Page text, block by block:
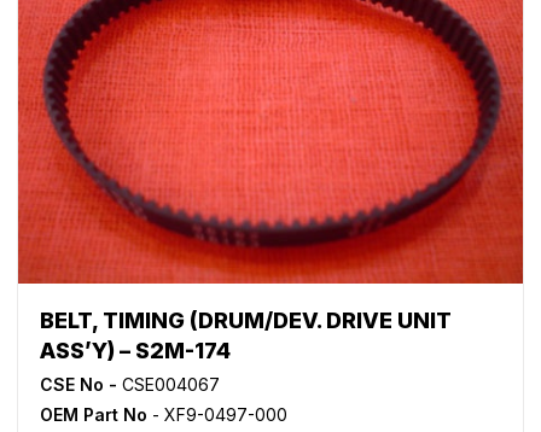
BELT, TIMING (DRUM/DEV. DRIVE UNIT
ASS’Y) – S2M-174
CSE No - CSE004067
OEM Part No - XF9-0497-000